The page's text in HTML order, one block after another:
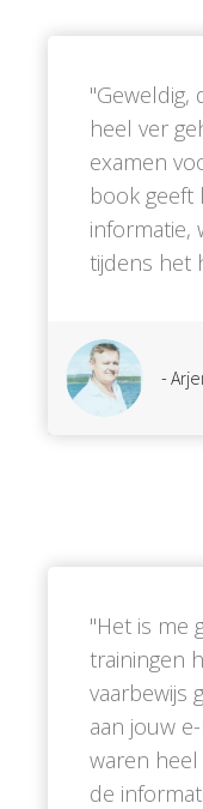
''Geweldig,
heel ver
examen
book geeft
informatie,
tijdens het
-
''Het is me
trainingen
vaarbewijs
aan jouw
waren
de